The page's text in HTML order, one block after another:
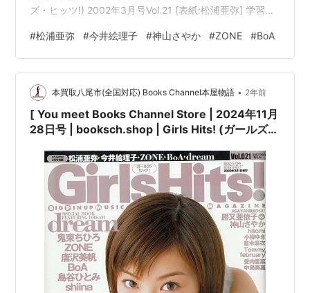
蛍橋/真夜中のボート
アーティスト:神山さやか☆TAKU,オ
オゼキタク,菅井えり,渡辺格
カー
発売日:2003/08/22
メディア: CD
クリック: 11回
この商品を含むブログを見る
ズ・ヒッツ!) 2002年3月号Vol.21 [表紙:松浦亜弥] 学習研
古書][※良い]出品。[※雑誌出品][※出版社:学習研究社]
[※2002年3月1日発行][※ページ折れ有][※経年に準じた焼
け有][※…
#松浦亜弥 #今井絵理子 #神山さやか #ZONE #BoA
本買取八尾市(全国対応) Books Channel本屋物語 • 2年前
[ You meet Books Channel Store | 2024年11月
28日号 | booksch.shop | Girls Hits! (ガールズ・
学習研究社 | 2002年3月1日発行 | #今井絵理子 #
鬼束ちひろ 他 |